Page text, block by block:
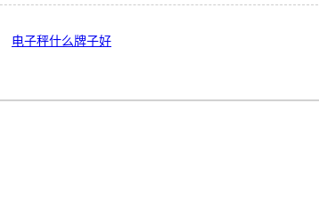
电子秤什么牌子好